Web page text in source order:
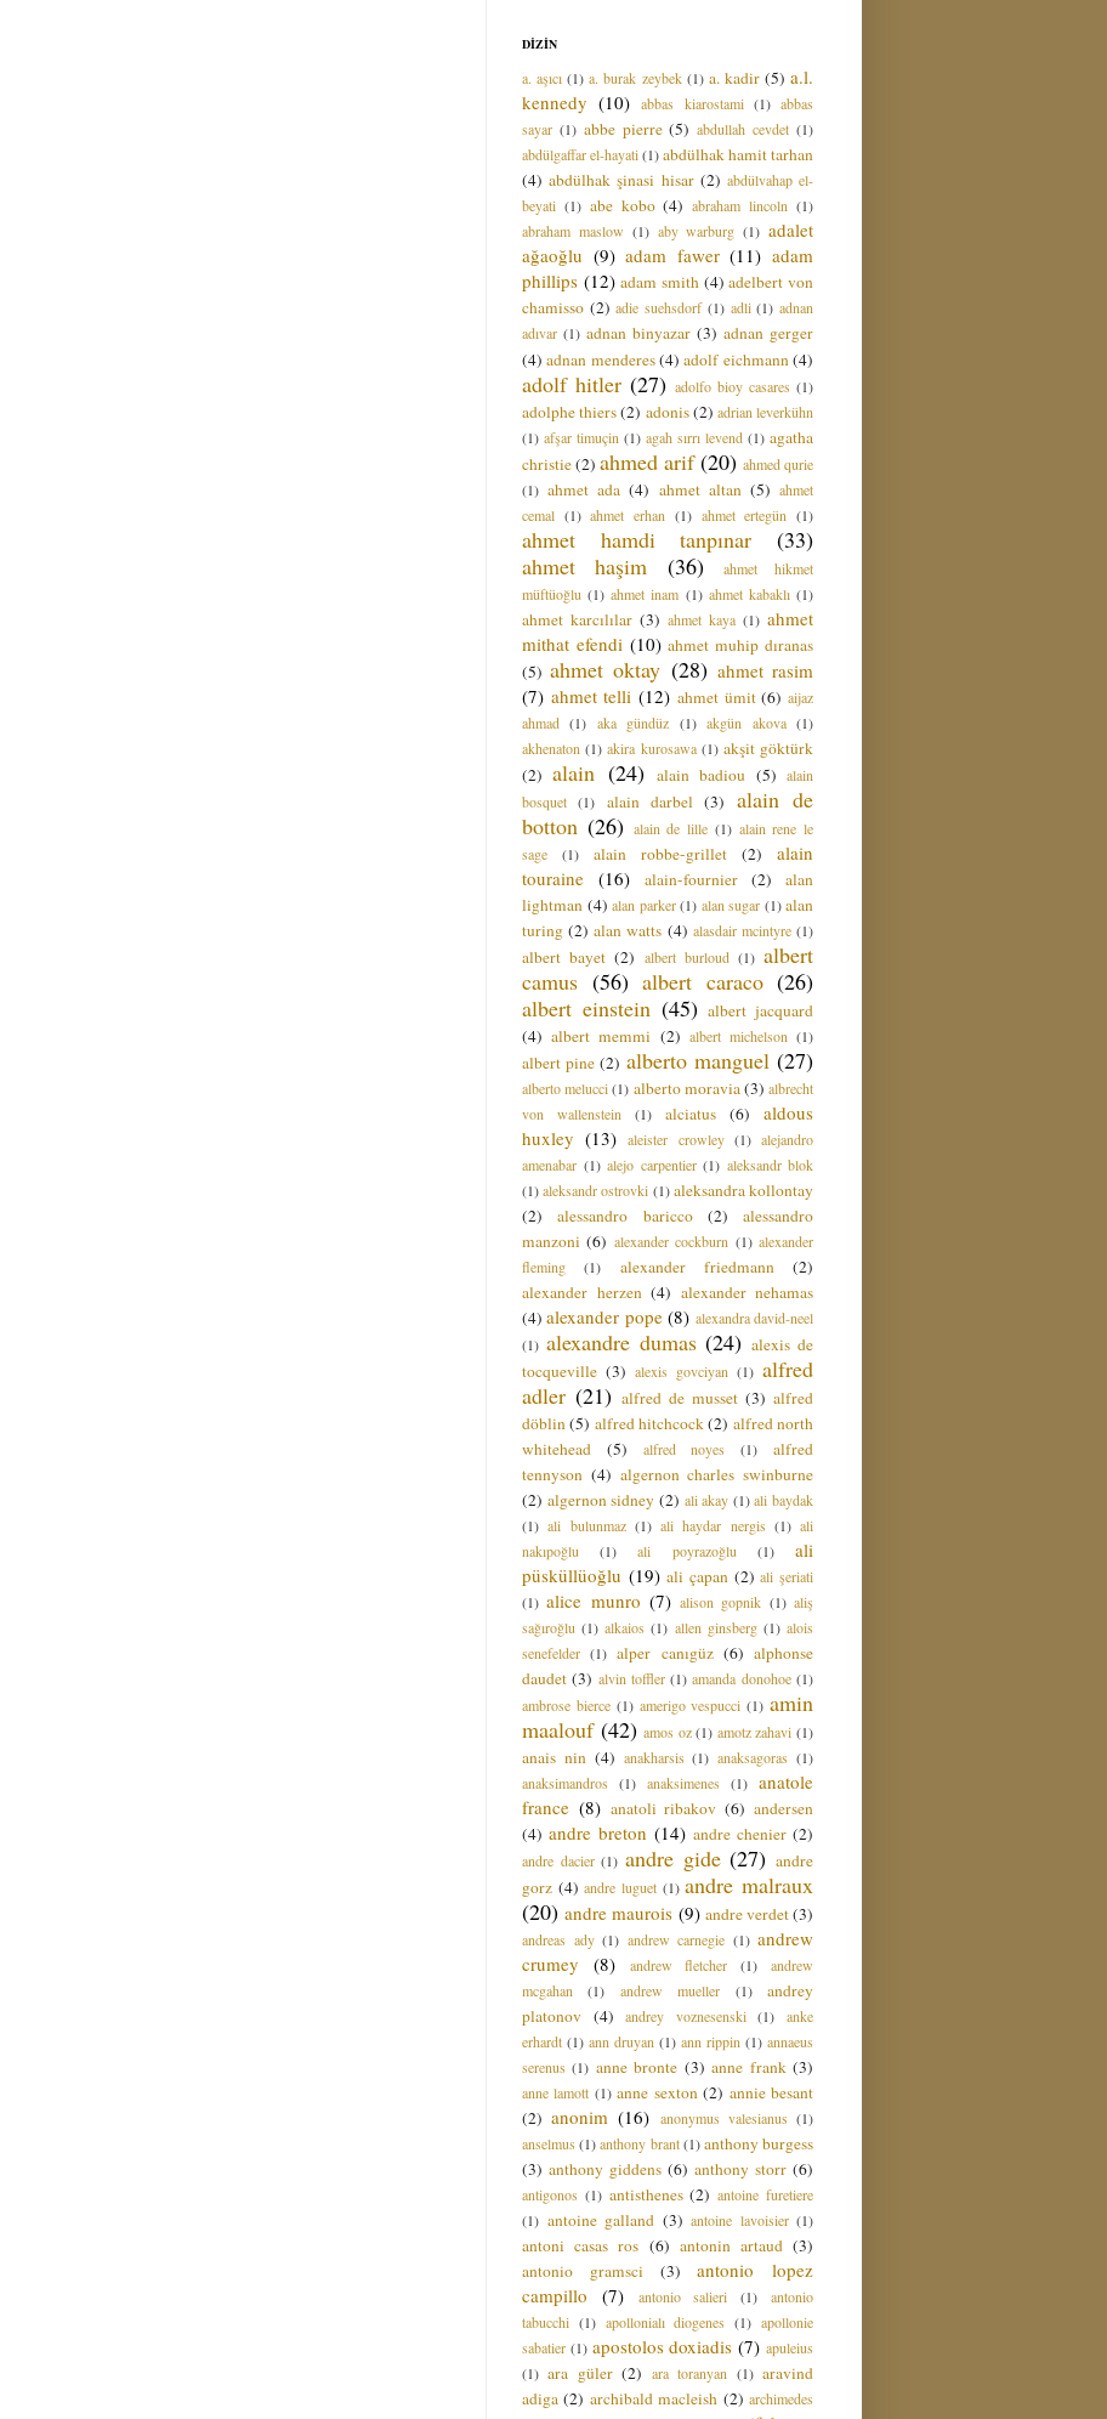
DİZİN
a. aşıcı (1) a. burak zeybek (1) a. kadir (5) a.l.
kennedy (10) abbas kiarostami (1) abbas
sayar (1) abbe pierre (5) abdullah cevdet (1)
abdülgaffar el-hayati(1)abdülhak hamit tarhan
(4) abdülhak şinasi hisar (2) abdülvahap el-
beyati (1) abe kobo (4) abraham lincoln (1)
abraham maslow (1) aby warburg (1) adalet
ağaoğlu (9) adam fawer (11) adam
phillips (12) adam smith (4) adelbert von
chamisso (2) adie suehsdorf (1) adli (1) adnan
adıvar (1) adnan binyazar (3) adnan gerger
(4) adnan menderes(4) adolf eichmann (4)
adolf hitler (27) adolfo bioy casares (1)
adolphe thiers(2) adonis(2) adrian leverkühn
(1) afşar timuçin (1) agah sırrı levend (1) agatha
christie(2) ahmed arif (20) ahmed qurie
(1) ahmet ada (4) ahmet altan (5) ahmet
cemal (1) ahmet erhan (1) ahmet ertegün (1)
ahmet hamdi tanpınar
(33)
ahmet haşim
(36)
ahmet hikmet
müftüoğlu (1) ahmet inam (1) ahmet kabaklı (1)
ahmet karcılılar (3) ahmet kaya (1) ahmet
mithat efendi (10) ahmet muhip dıranas
(5) ahmet oktay (28) ahmet rasim
(7) ahmet telli (12) ahmet ümit (6) aijaz
ahmad (1) aka gündüz (1) akgün akova (1)
akhenaton (1) akira kurosawa (1) akşit göktürk
(2) alain (24) alain badiou (5) alain
bosquet (1) alain darbel (3)
alain de
botton (26) alain de lille (1) alain rene le
sage
(1) alain robbe-grillet (2)
alain
touraine (16) alain-fournier (2)
alan
lightman (4) alan parker (1) alan sugar (1) alan
turing (2) alan watts (4) alasdair mcintyre (1)
albert bayet (2) albert burloud (1) albert
camus (56) albert caraco (26)
albert einstein (45) albert jacquard
(4) albert memmi (2) albert michelson (1)
albert pine (2) alberto manguel (27)
alberto melucci (1) alberto moravia (3) albrecht
von wallenstein
(1) alciatus (6)
aldous
huxley (13) aleister crowley (1) alejandro
amenabar (1) alejo carpentier (1) aleksandr blok
(1) aleksandr ostrovki (1) aleksandra kollontay
(2)
alessandro baricco (2)
alessandro
manzoni (6) alexander cockburn (1) alexander
fleming
(1) alexander friedmann
(2)
alexander herzen (4) alexander nehamas
(4) alexander pope (8) alexandra david-neel
(1) alexandre dumas (24) alexis de
tocqueville (3) alexis govciyan (1) alfred
adler (21) alfred de musset (3) alfred
döblin (5) alfred hitchcock(2) alfred north
whitehead
(5) alfred noyes (1)
alfred
tennyson (4) algernon charles swinburne
(2) algernon sidney (2) ali akay (1) ali baydak
(1) ali bulunmaz (1) ali haydar nergis (1) ali
nakıpoğlu
(1) ali poyrazoğlu (1)
ali
püsküllüoğlu (19) ali çapan (2) ali şeriati
(1) alice munro (7) alison gopnik (1) aliş
sağıroğlu (1) alkaios (1) allen ginsberg (1) alois
senefelder (1) alper canıgüz (6) alphonse
daudet (3) alvin toffler (1) amanda donohoe (1)
ambrose bierce (1) amerigo vespucci (1) amin
maalouf (42) amos oz (1) amotz zahavi (1)
anais nin (4) anakharsis (1) anaksagoras (1)
anaksimandros
(1) anaksimenes (1) anatole
france (8) anatoli ribakov (6) andersen
(4) andre breton (14) andre chenier (2)
andre dacier (1) andre gide (27) andre
gorz (4) andre luguet (1) andre malraux
(20) andre maurois (9) andre verdet(3)
andreas ady (1) andrew carnegie (1) andrew
crumey
(8) andrew fletcher (1)
andrew
mcgahan
(1) andrew mueller (1)
andrey
platonov (4) andrey voznesenski (1)
anke
erhardt (1) ann druyan (1) ann rippin (1) annaeus
serenus (1) anne bronte (3) anne frank (3)
anne lamott (1) anne sexton (2) annie besant
(2) anonim (16) anonymus valesianus (1)
anselmus (1) anthony brant (1) anthony burgess
(3) anthony giddens (6) anthony storr (6)
antigonos (1) antisthenes (2) antoine furetiere
(1) antoine galland (3) antoine lavoisier (1)
antoni casas ros (6) antonin artaud (3)
antonio gramsci
(3)
antonio lopez
campillo
(7) antonio salieri (1)
antonio
tabucchi (1) apollonialı diogenes (1) apollonie
sabatier (1) apostolos doxiadis (7) apuleius
(1) ara güler (2) ara toranyan (1) aravind
adiga (2) archibald macleish (2) archimedes